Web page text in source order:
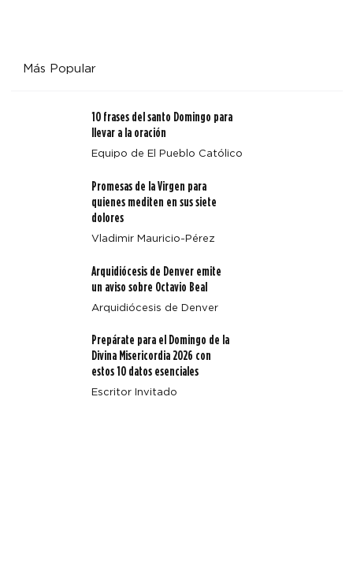
Más Popular
10 frases del santo Domingo para
llevar a la oración
Equipo de El Pueblo Católico
Promesas de la Virgen para
quienes mediten en sus siete
dolores
Vladimir Mauricio-Pérez
Arquidiócesis de Denver emite
un aviso sobre Octavio Beal
Arquidiócesis de Denver
Prepárate para el Domingo de la
Divina Misericordia 2026 con
estos 10 datos esenciales
Escritor Invitado